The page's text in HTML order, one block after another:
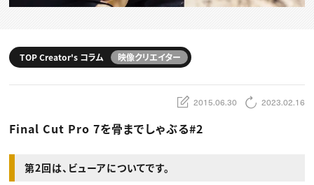
採用説明会
スキルアップしたい！
デザイン
編集・ライティング
マーケティング
お役立ち基礎知識
TOP Creator’s コラム
Webクリエイター
アプリクリエイター
マーケッター
クリエイターインタビュー
セミナー
ニュース・トレンド
TOP Creator's コラム 映像クリエイター
2015.06.30 2023.02.16
Final Cut Pro 7を骨までしゃぶる#2
第2回は、ビューアについてです。